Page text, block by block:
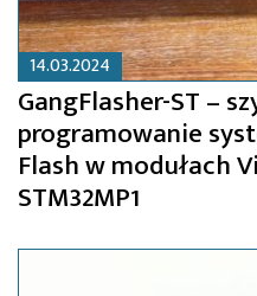
14.03.2024
GangFlasher-ST –
programowanie
Flash w modułach
STM32MP1